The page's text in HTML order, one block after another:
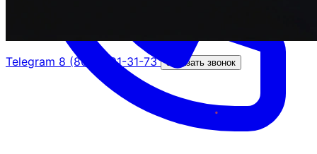
Telegram 8 (800) 201-31-73 Заказать звонок